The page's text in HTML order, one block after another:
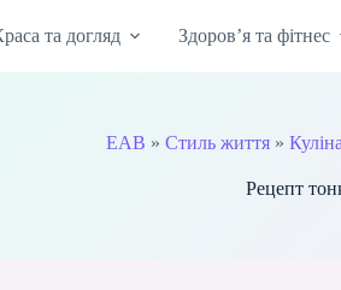
та догляд Здоров’я та фітнес
EAB »Стиль життя »
Рецепт